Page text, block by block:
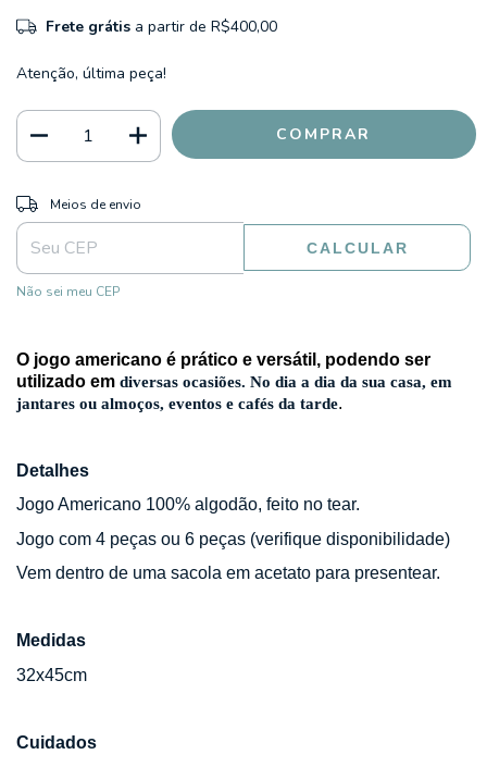
Frete grátis a partir de R$400,00
Atenção, última peça!
Entregas para o CEP:
Meios de envio
CALCULAR
Não sei meu CEP
O jogo americano é prático e versátil, podendo ser
utilizado em diversas ocasiões. No dia a dia da sua casa, em
jantares ou almoços, eventos e cafés da tarde.
Detalhes
Jogo Americano 100% algodão, feito no tear.
Jogo com 4 peças ou 6 peças (verifique disponibilidade)
Vem dentro de uma sacola em acetato para presentear.
Medidas
32x45cm
Cuidados